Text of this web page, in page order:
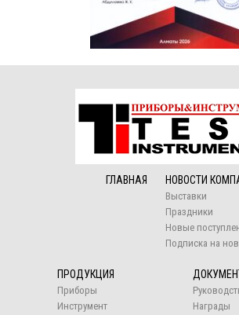
ГЛАВНАЯ НОВОСТИ
Выставки
Праздники
Новые
Подписка на
ПРОДУКЦИЯ
Приборы
Инструмент
Награды